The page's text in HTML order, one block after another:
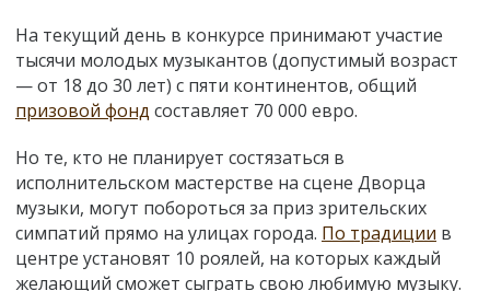
На текущий день в конкурсе принимают участие
тысячи молодых музыкантов (допустимый возраст
— от 18 до 30 лет) с пяти континентов, общий
призовой фонд составляет 70 000 евро.
Но те, кто не планирует состязаться в
исполнительском мастерстве на сцене Дворца
музыки, могут побороться за приз зрительских
симпатий прямо на улицах города. По традиции в
центре установят 10 роялей, на которых каждый
желающий сможет сыграть свою любимую музыку.